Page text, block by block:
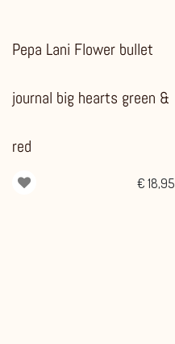
Pepa Lani Flower bullet
journal big hearts green &
red
€ 18,95